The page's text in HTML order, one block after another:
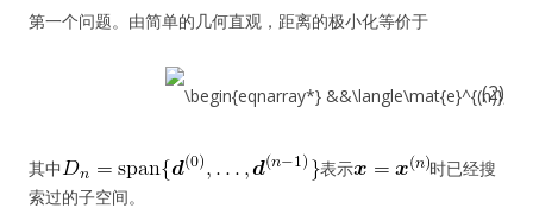
第一个问题。由简单的几何直观，距离的极小化等价于
(2)
其中 表示
时已经搜
索过的子空间。